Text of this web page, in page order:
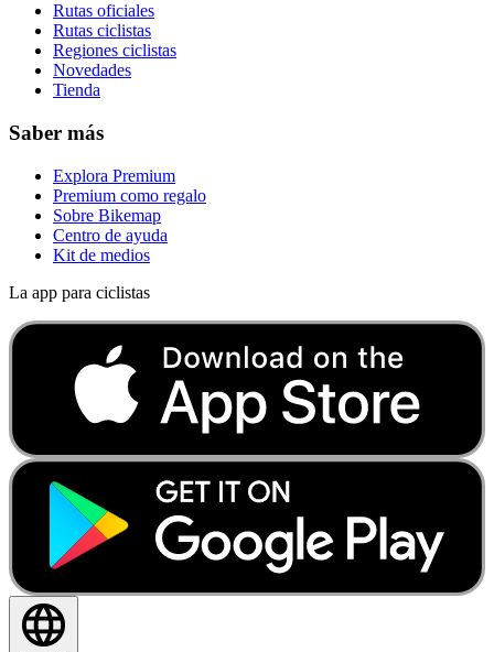
Rutas oficiales
Rutas ciclistas
Regiones ciclistas
Novedades
Tienda
Saber más
Explora Premium
Premium como regalo
Sobre Bikemap
Centro de ayuda
Kit de medios
La app para ciclistas